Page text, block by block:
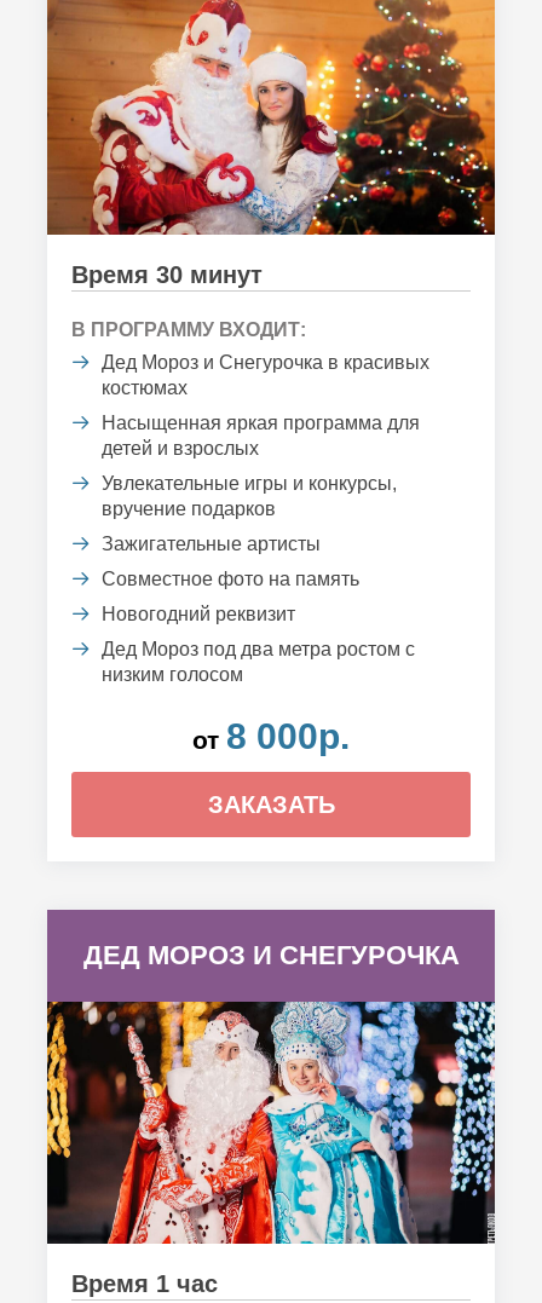
Время 30 минут
В ПРОГРАММУ ВХОДИТ:
Дед Мороз и Снегурочка в красивых
костюмах
Насыщенная яркая программа для
детей и взрослых
Увлекательные игры и конкурсы,
вручение подарков
Зажигательные артисты
Совместное фото на память
Новогодний реквизит
Дед Мороз под два метра ростом с
низким голосом
от 8 000р.
ЗАКАЗАТЬ
ДЕД МОРОЗ И СНЕГУРОЧКА
Время 1 час